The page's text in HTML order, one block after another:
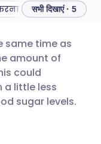
करें
साझा करें
🇩🇪 Deutsch
🇫🇷 Français
चाहिएसभी दिखाएं · 5
same time as
amount of
could
a little less
sugar levels.